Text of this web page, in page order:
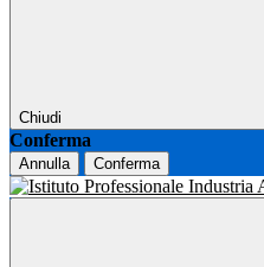
Chiudi
Conferma
Annulla Conferma